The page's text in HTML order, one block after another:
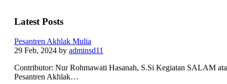
Latest Posts
Pesantren Akhlak Mulia
29 Feb, 2024 by adminsd11
Contributor: Nur Rohmawati Hasanah, S.Si Kegiatan SALAM
Pesantren Akhlak…